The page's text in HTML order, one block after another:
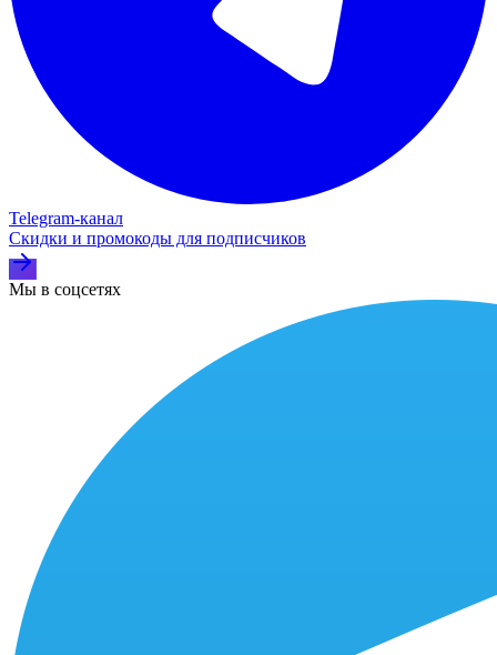
Telegram‑канал
Скидки и промокоды для подписчиков
Мы в соцсетях